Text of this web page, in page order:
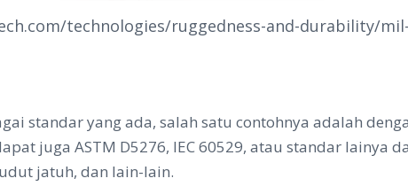
technologies/ruggedness-and-durability/
standar yang ada, salah satu contohnya adalah
juga ASTM D5276, IEC 60529, atau standar lainya
jatuh, dan lain-lain.